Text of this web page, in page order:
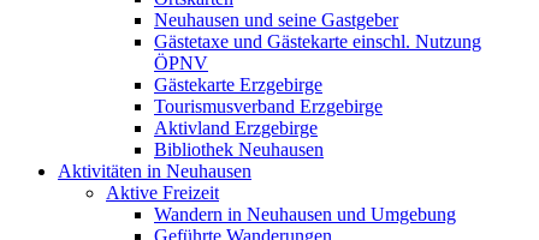
Neuhausen und seine Gastgeber
Gästetaxe und Gästekarte einschl. Nutzung
ÖPNV
Gästekarte Erzgebirge
Tourismusverband Erzgebirge
Aktivland Erzgebirge
Bibliothek Neuhausen
Aktivitäten in Neuhausen
Aktive Freizeit
Wandern in Neuhausen und Umgebung